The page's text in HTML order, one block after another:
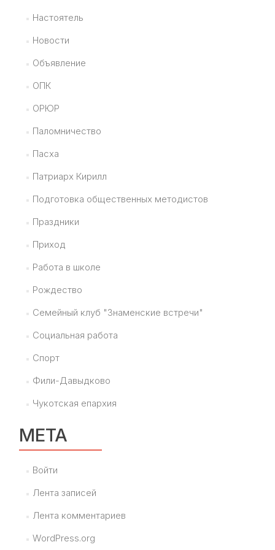
Настоятель
Новости
Объявление
ОПК
ОРЮР
Паломничество
Пасха
Патриарх Кирилл
Подготовка общественных методистов
Праздники
Приход
Работа в школе
Рождество
Семейный клуб "Знаменские встречи"
Социальная работа
Спорт
Фили-Давыдково
Чукотская епархия
МЕТА
Войти
Лента записей
Лента комментариев
WordPress.org